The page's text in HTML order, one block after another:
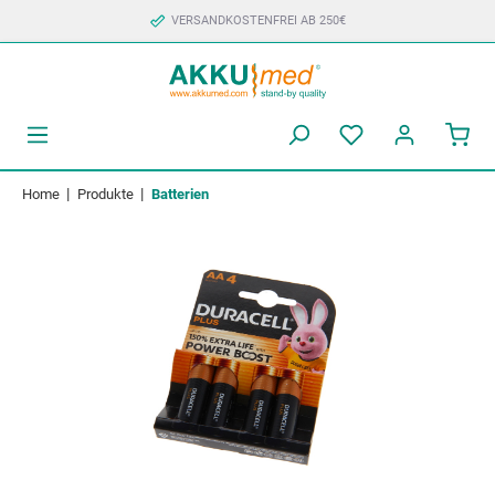
VERSANDKOSTENFREI AB 250€
Home | Produkte | Batterien